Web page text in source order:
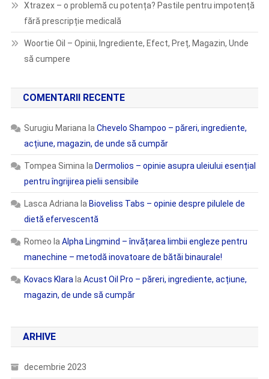
Xtrazex – o problemă cu potența? Pastile pentru impotență
fără prescripție medicală
Woortie Oil – Opinii, Ingrediente, Efect, Preț, Magazin, Unde
să cumpere
COMENTARII RECENTE
Surugiu Mariana la Chevelo Shampoo – păreri, ingrediente,
acțiune, magazin, de unde să cumpăr
Tompea Simina la Dermolios – opinie asupra uleiului esențial
pentru îngrijirea pielii sensibile
Lasca Adriana la Bioveliss Tabs – opinie despre pilulele de
dietă efervescentă
Romeo la Alpha Lingmind – învățarea limbii engleze pentru
manechine – metodă inovatoare de bătăi binaurale!
Kovacs Klara la Acust Oil Pro – păreri, ingrediente, acțiune,
magazin, de unde să cumpăr
ARHIVE
decembrie 2023